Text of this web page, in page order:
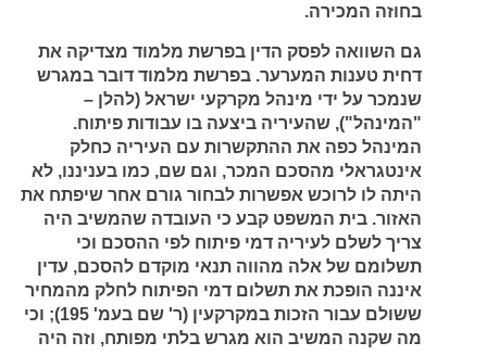
בחוזה המכירה.
גם השוואה לפסק הדין בפרשת מלמוד מצדיקה את
דחית טענות המערער. בפרשת מלמוד דובר במגרש
שנמכר על ידי מינהל מקרקעי ישראל (להלן –
"המינהל"), שהעיריה ביצעה בו עבודות פיתוח.
המינהל כפה את ההתקשרות עם העיריה כחלק
אינטגראלי מהסכם המכר, וגם שם, כמו בעניננו, לא
היתה לו לרוכש אפשרות לבחור גורם אחר שיפתח את
האזור. בית המשפט קבע כי העובדה שהמשיב היה
צריך לשלם לעיריה דמי פיתוח לפי ההסכם וכי
תשלומם של אלה מהווה תנאי מוקדם להסכם, עדין
איננה הופכת את תשלום דמי הפיתוח לחלק מהמחיר
ששולם עבור הזכות במקרקעין (ר' שם בעמ' 195); וכי
מה שקנה המשיב הוא מגרש בלתי מפותח, וזה היה